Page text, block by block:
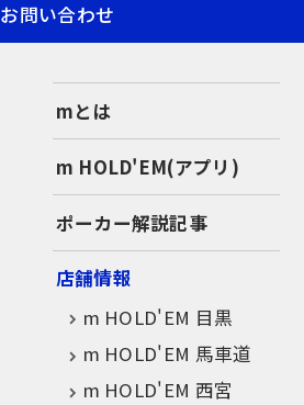
お問い合わせ
mとは
m HOLD'EM(アプリ)
ポーカー解説記事
店舗情報
m HOLD'EM 目黒
m HOLD'EM 馬車道
m HOLD'EM 西宮